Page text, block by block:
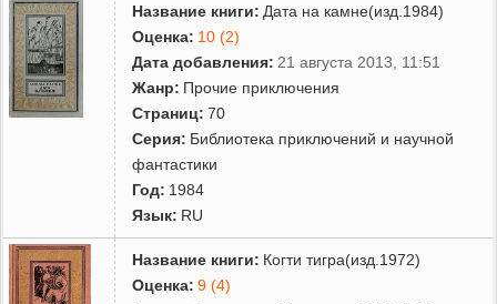
Название книги: Дата на камне(изд.1984)
Оценка: 10 (2)
Дата добавления: 21 августа 2013, 11:51
Жанр: Прочие приключения
Страниц: 70
Серия: Библиотека приключений и научной
фантастики
Год: 1984
Язык: RU
Название книги: Когти тигра(изд.1972)
Оценка: 9 (4)